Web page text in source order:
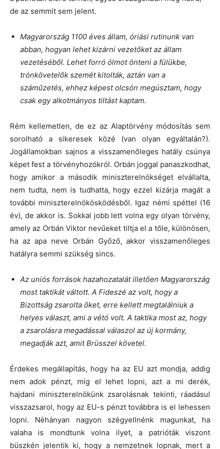
de az semmit sem jelent.
Magyarország 1100 éves állam, óriási rutinunk van
abban, hogyan lehet kizárni vezetőket az állam
vezetéséből. Lehet forró ólmot önteni a fülükbe,
trónkövetelők szemét kitolták, aztán van a
száműzetés, ehhez képest olcsón megúsztam, hogy
csak egy alkotmányos tiltást kaptam.
Rém kellemetlen, de ez az Alaptörvény módosítás sem
sorolható a sikeresek közé (van olyan egyáltalán?).
Jogállamokban sajnos a visszamenőleges hatály csúnya
képet fest a törvényhozókról. Orbán joggal panaszkodhat,
hogy amikor a második miniszterelnökséget elvállalta,
nem tudta, nem is tudhatta, hogy ezzel kizárja magát a
további miniszterelnökösködésből. Igaz némi spéttel (16
év), de akkor is. Sokkal jobb lett volna egy olyan törvény,
amely az Orbán Viktor nevűeket tiltja el a tőle, különösen,
ha az apa neve Orbán Győző, akkor visszamenőleges
hatályra semmi szükség sincs.
Az uniós források hazahozatalát illetően Magyarország
most taktikát váltott. A Fideszé az volt, hogy a
Bizottság zsarolta őket, erre kellett megtalálniuk a
helyes választ, ami a vétó volt. A taktika most az, hogy
a zsarolásra megadással válaszol az új kormány,
megadják azt, amit Brüsszel követel.
Érdekes megállapítás, hogy ha az EU azt mondja, addig
nem adok pénzt, míg el lehet lopni, azt a mi derék,
hajdani miniszterelnökünk zsarolásnak tekinti, ráadásul
visszazsarol, hogy az EU-s pénzt továbbra is el lehessen
lopni. Néhányan nagyon szégyellnénk magunkat, ha
valaha is mondtunk volna ilyet, a patrióták viszont
büszkén jelentik ki, hogy a nemzetnek lopnak, mert a